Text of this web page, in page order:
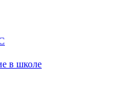
в школе